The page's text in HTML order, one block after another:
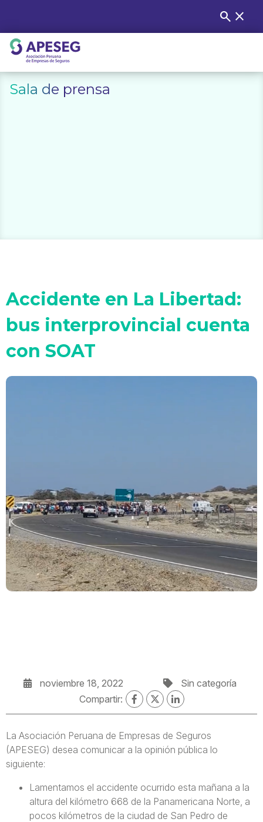
content
Buscar:
search close
APESEG
Sala de prensa
Accidente en La Libertad:
bus interprovincial cuenta
con SOAT
noviembre 18, 2022
Sin categoría
Compartir:
La Asociación Peruana de Empresas de Seguros
(APESEG) desea comunicar a la opinión pública lo
siguiente:
Lamentamos el accidente ocurrido esta mañana a la
altura del kilómetro 668 de la Panamericana Norte, a
pocos kilómetros de la ciudad de San Pedro de